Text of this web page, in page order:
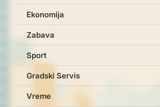
Ekonomija
Zabava
Sport
Gradski Servis
Vreme